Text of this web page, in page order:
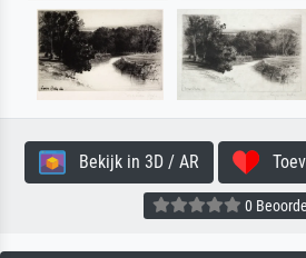
Bekijk in 3D / AR
0